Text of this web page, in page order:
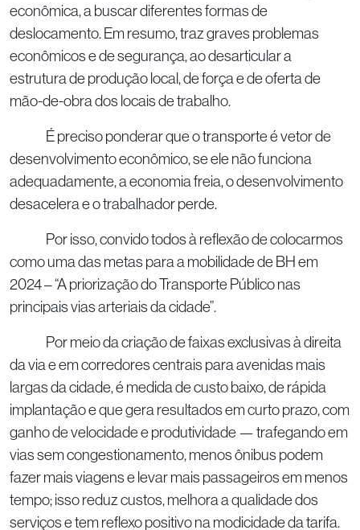
econômica, a buscar diferentes formas de
deslocamento. Em resumo, traz graves problemas
econômicos e de segurança, ao desarticular a
estrutura de produção local, de força e de oferta de
mão-de-obra dos locais de trabalho.
É preciso ponderar que o transporte é vetor de
desenvolvimento econômico, se ele não funciona
adequadamente, a economia freia, o desenvolvimento
desacelera e o trabalhador perde.
Por isso, convido todos à reflexão de colocarmos
como uma das metas para a mobilidade de BH em
2024 – “A priorização do Transporte Público nas
principais vias arteriais da cidade”.
Por meio da criação de faixas exclusivas à direita
da via e em corredores centrais para avenidas mais
largas da cidade, é medida de custo baixo, de rápida
implantação e que gera resultados em curto prazo, com
ganho de velocidade e produtividade — trafegando em
vias sem congestionamento, menos ônibus podem
fazer mais viagens e levar mais passageiros em menos
tempo; isso reduz custos, melhora a qualidade dos
serviços e tem reflexo positivo na modicidade da tarifa.